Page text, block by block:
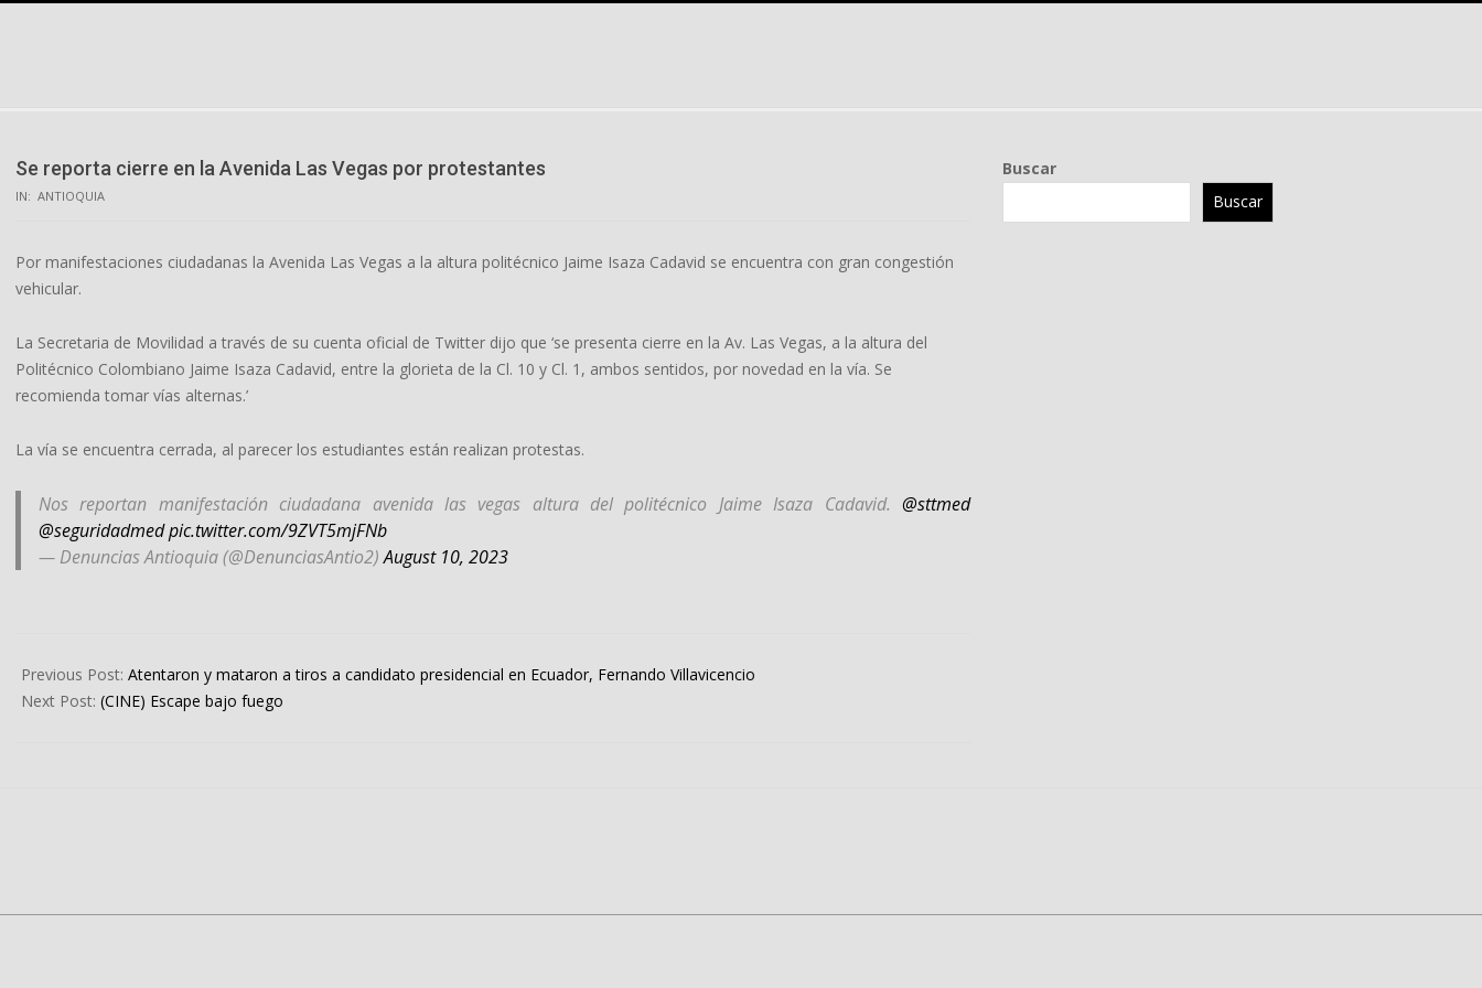
Se reporta cierre en la Avenida Las Vegas por protestantes
IN: ANTIOQUIA
Por manifestaciones ciudadanas la Avenida Las Vegas a la altura politécnico Jaime Isaza Cadavid se encuentra con gran congestión
vehicular.
La Secretaria de Movilidad a través de su cuenta oficial de Twitter dijo que ‘se presenta cierre en la Av. Las Vegas, a la altura del
Politécnico Colombiano Jaime Isaza Cadavid, entre la glorieta de la Cl. 10 y Cl. 1, ambos sentidos, por novedad en la vía. Se
recomienda tomar vías alternas.’
La vía se encuentra cerrada, al parecer los estudiantes están realizan protestas.
Nos reportan manifestación ciudadana avenida las vegas altura del politécnico Jaime Isaza Cadavid. @sttmed
@seguridadmedpic.twitter.com/9ZVT5mjFNb
— Denuncias Antioquia (@DenunciasAntio2)August 10, 2023
08-
10
Previous Post: Atentaron y mataron a tiros a candidato presidencial en Ecuador, Fernando Villavicencio
Next Post: (CINE) Escape bajo fuego
Buscar
Buscar